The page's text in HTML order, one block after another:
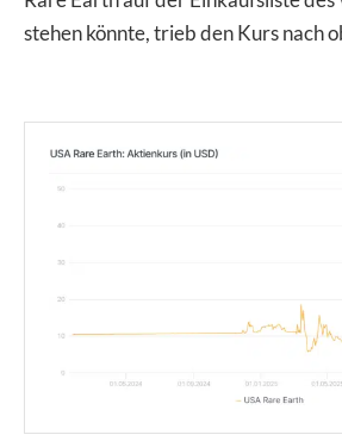
stehen könnte, trieb den Kurs nach